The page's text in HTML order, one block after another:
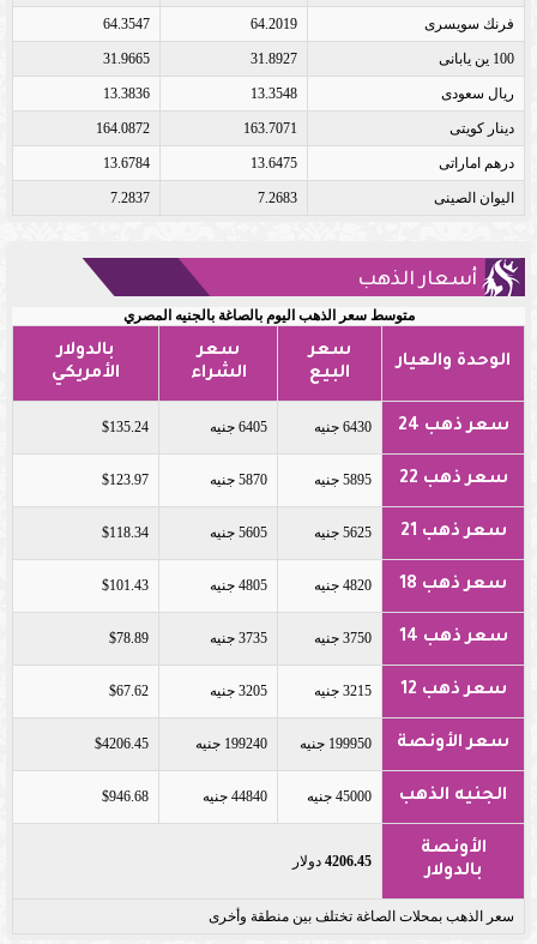
فرنك سويسرى 64.2019
64.3547
100 ين يابانى 31.8927
31.9665
ريال سعودى 13.3548
13.3836
دينار كويتى 163.7071
164.0872
درهم اماراتى 13.6475
13.6784
اليوان الصينى 7.2683
7.2837
أسعار الذهب
متوسط سعر الذهب اليوم بالصاغة بالجنيه المصري
الوحدة والعيار
سعر
البيع
سعر
الشراء
بالدولار
الأمريكي
سعر ذهب 24 6430 جنيه 6405 جنيه $135.24
سعر ذهب 22 5895 جنيه 5870 جنيه $123.97
سعر ذهب 21 5625 جنيه 5605 جنيه $118.34
سعر ذهب 18 4820 جنيه 4805 جنيه $101.43
سعر ذهب 14 3750 جنيه 3735 جنيه $78.89
سعر ذهب 12 3215 جنيه 3205 جنيه $67.62
سعر الأونصة 199950 جنيه 199240 جنيه $4206.45
الجنيه الذهب 45000 جنيه 44840 جنيه $946.68
الأونصة
بالدولار
4206.45 دولار
سعر الذهب بمحلات الصاغة تختلف بين منطقة وأخرى